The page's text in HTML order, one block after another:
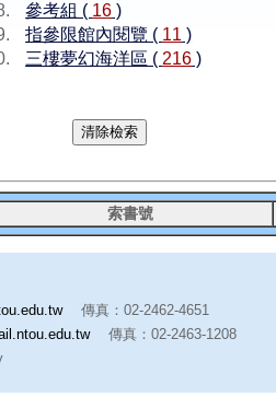
參考組 ( 16 )
指參限館內閱覽 ( 11 )
三樓夢幻海洋區 ( 216 )
索書號
傳真：02-2462-4651
傳真：02-2463-1208